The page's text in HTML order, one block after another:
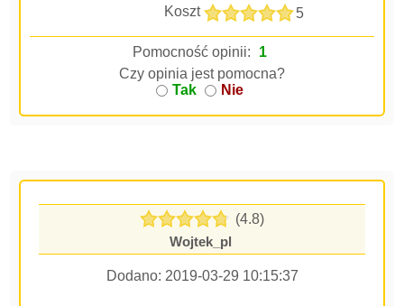
Koszt
5
Pomocność opinii:
1
Czy opinia jest pomocna?
Tak
Nie
(4.8)
Wojtek_pl
Dodano: 2019-03-29 10:15:37